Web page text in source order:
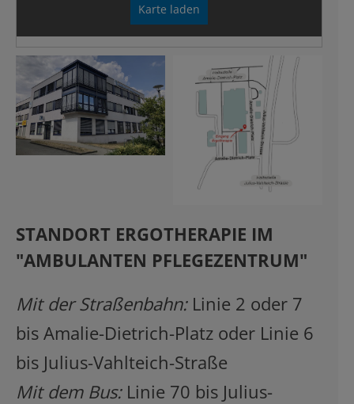
Karte laden
STANDORT ERGOTHERAPIE IM
"AMBULANTEN PFLEGEZENTRUM"
Mit der Straßenbahn: Linie 2 oder 7
bis Amalie-Dietrich-Platz oder Linie 6
bis Julius-Vahlteich-Straße
Mit dem Bus:Linie 70 bis Julius-